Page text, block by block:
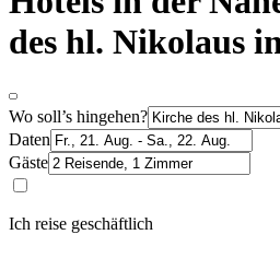
des hl. Nikolaus
Wo soll’s hingehen?
Daten
Gäste
Ich reise geschäftlich